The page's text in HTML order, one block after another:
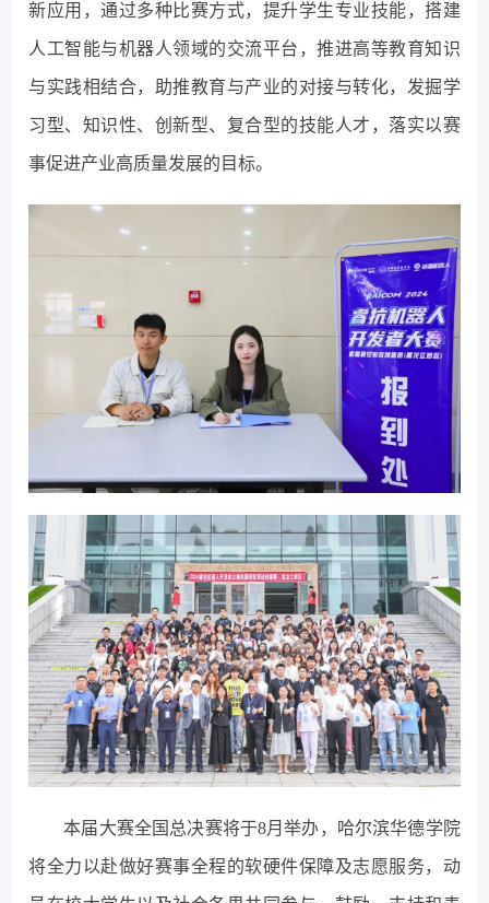
新应用，通过多种比赛方式，提升学生专业技能，搭建
人工智能与机器人领域的交流平台，推进高等教育知识
与实践相结合，助推教育与产业的对接与转化，发掘学
习型、知识性、创新型、复合型的技能人才，落实以赛
事促进产业高质量发展的目标。
本届大赛全国总决赛将于8月举办，哈尔滨华德学院
将全力以赴做好赛事全程的软硬件保障及志愿服务，动